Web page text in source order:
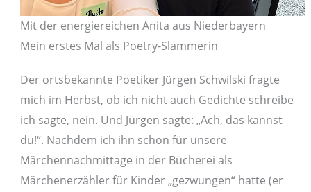
Mit der energiereichen Anita aus Niederbayern
Mein erstes Mal als Poetry-Slammerin
Der ortsbekannte Poetiker Jürgen Schwilski fragte
mich im Herbst, ob ich nicht auch Gedichte schreibe
ich sagte, nein. Und Jürgen sagte: „Ach, das kannst
du!“. Nachdem ich ihn schon für unsere
Märchennachmittage in der Bücherei als
Märchenerzähler für Kinder „gezwungen“ hatte (er